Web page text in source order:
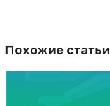
Похожие статьи